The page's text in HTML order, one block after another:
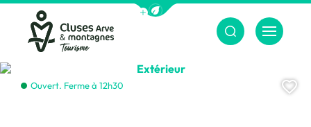
Afficher la barre de navigation du
Cluses Arve &amp; montagnes
Menu
Extérieur, © CAMT
Rayonnages, © CAMT
Terrasse, © CAMT
Ouvert. Ferme à 12h30